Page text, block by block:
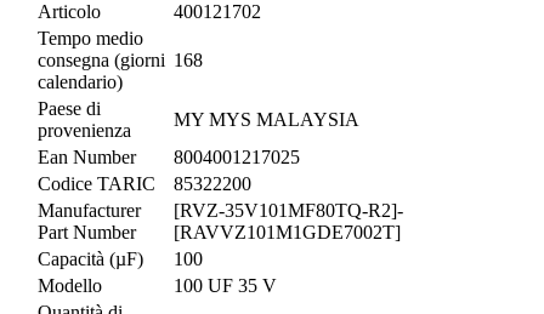
Articolo
400121702
Tempo medio
consegna (giorni
calendario)
168
Paese di
provenienza
MY MYS MALAYSIA
Ean Number
8004001217025
Codice TARIC
85322200
Manufacturer
Part Number
[RVZ-35V101MF80TQ-R2]-
[RAVVZ101M1GDE7002T]
Capacità (µF)
100
Modello
100 UF 35 V